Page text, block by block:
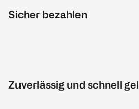
Sicher bezahlen
Zuverlässig und schnell